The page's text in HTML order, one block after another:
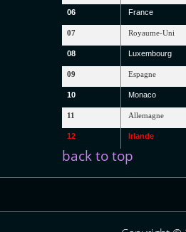
06 France
07 Royaume-Uni
08 Luxembourg
09 Espagne
10 Monaco
11 Allemagne
12 Irlande
back to top